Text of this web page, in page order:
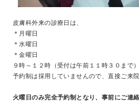
皮膚科外来の診療日は、
＊月曜日
＊水曜日
＊金曜日
９時～１２時（受付は午前１１時３０まで）
予約制は採用していませんので、直接ご来
火曜日のみ完全予約制となり、事前にご連